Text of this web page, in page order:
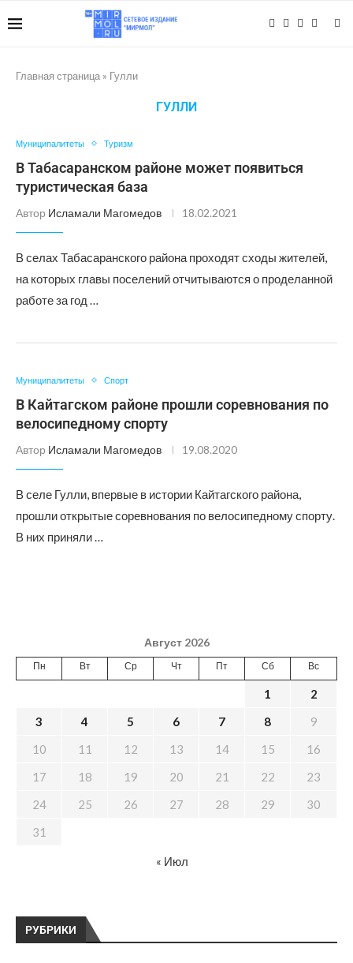
Главная страница » Гулли
ГУЛЛИ
Муниципалитеты Туризм
В Табасаранском районе может появиться
туристическая база
Автор Исламали Магомедов 18.02.2021
В селах Табасаранского района проходят сходы жителей,
на которых главы поселений отчитываются о проделанной
работе за год …
Муниципалитеты Спорт
В Кайтагском районе прошли соревнования по
велосипедному спорту
Автор Исламали Магомедов 19.08.2020
В селе Гулли, впервые в истории Кайтагского района,
прошли открытые соревнования по велосипедному спорту.
В них приняли …
РУБРИКИ
Август 2026
Пн Вт Ср Чт Пт Сб Вс
1
2
3
4 5 6 7 8
9
10
11 12 13 14 15
16
17
18 19 20 21 22
23
24
25 26 27 28 29
30
31
« Июл